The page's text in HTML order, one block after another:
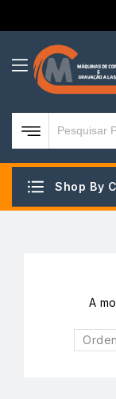
Shop By
A